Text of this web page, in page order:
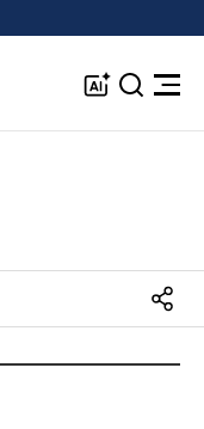
A
검
전
S
N